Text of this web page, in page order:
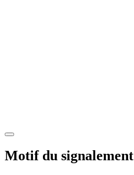
Motif du signalement